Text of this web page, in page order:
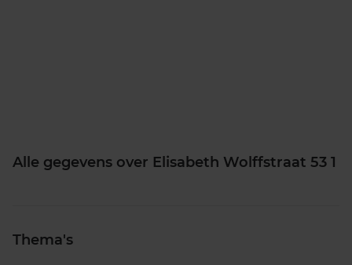
Alle gegevens over Elisabeth Wolffstraat 53 1
Thema's